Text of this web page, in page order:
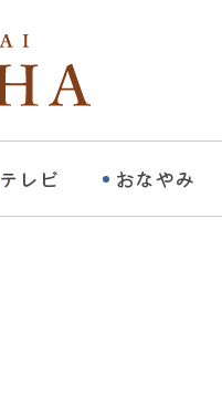
テレビ おなやみ